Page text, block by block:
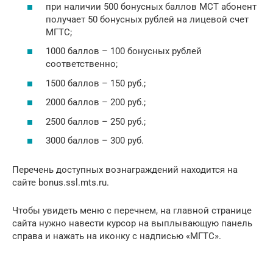
при наличии 500 бонусных баллов МСТ абонент
получает 50 бонусных рублей на лицевой счет
МГТС;
1000 баллов – 100 бонусных рублей
соответственно;
1500 баллов – 150 руб.;
2000 баллов – 200 руб.;
2500 баллов – 250 руб.;
3000 баллов – 300 руб.
Перечень доступных вознаграждений находится на
сайте bonus.ssl.mts.ru.
Чтобы увидеть меню с перечнем, на главной странице
сайта нужно навести курсор на выплывающую панель
справа и нажать на иконку с надписью «МГТС».